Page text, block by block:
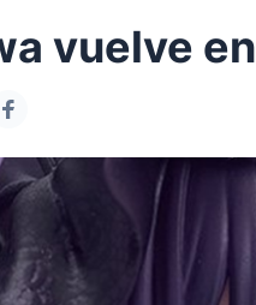
vuelve
en twitter
compartir en facebook